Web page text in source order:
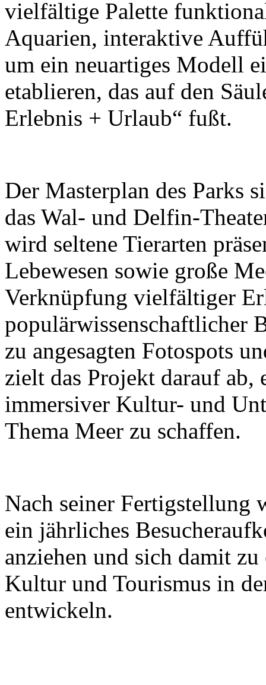
vielfältige Palette
Aquarien, interaktive
um ein neuartiges Modell
etablieren, das auf den
Erlebnis + Urlaub“ fußt.
Der Masterplan des Parks
das Wal- und Delfin-
wird seltene Tierarten
Lebewesen sowie große
Verknüpfung vielfältiger
populärwissenschaftlicher
zu angesagten Fotospots
zielt das Projekt darauf
immersiver Kultur- und
Thema Meer zu schaffen.
Nach seiner Fertigstellung
ein jährliches
anziehen und sich damit
Kultur und Tourismus in
entwickeln.